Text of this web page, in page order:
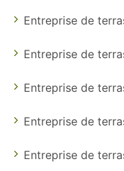
Entreprise de
Entreprise de
Entreprise de
Entreprise de
Entreprise de